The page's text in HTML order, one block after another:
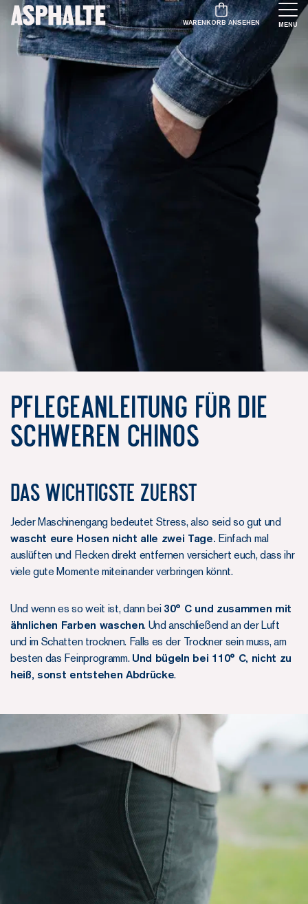
WARENKORB ANSEHEN MENU
Pflegeanleitung für die
Schweren Chinos
Das Wichtigste zuerst
Jeder Maschinengang bedeutet Stress, also seid so gut und
wascht eure Hosen nicht alle zwei Tage. Einfach mal
auslüften und Flecken direkt entfernen versichert euch, dass ihr
viele gute Momente miteinander verbringen könnt.
Und wenn es so weit ist, dann bei 30° C und zusammen mit
ähnlichen Farben waschen. Und anschließend an der Luft
und im Schatten trocknen. Falls es der Trockner sein muss, am
besten das Feinprogramm. Und bügeln bei 110° C, nicht zu
heiß, sonst entstehen Abdrücke.